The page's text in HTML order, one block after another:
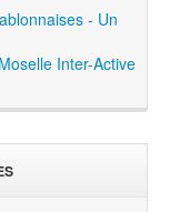
- Un
Inter-Active